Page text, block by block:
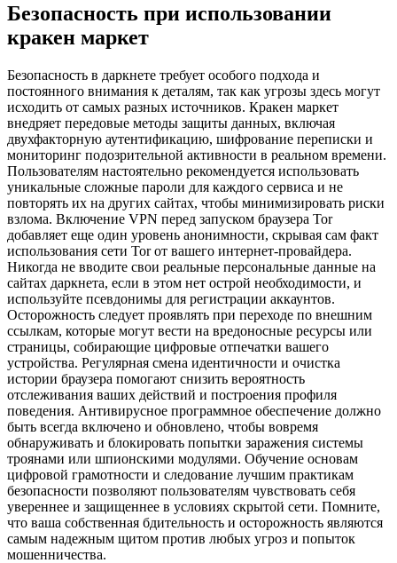
Безопасность при использовании
кракен маркет
Безопасность в даркнете требует особого подхода и
постоянного внимания к деталям, так как угрозы здесь могут
исходить от самых разных источников. Кракен маркет
внедряет передовые методы защиты данных, включая
двухфакторную аутентификацию, шифрование переписки и
мониторинг подозрительной активности в реальном времени.
Пользователям настоятельно рекомендуется использовать
уникальные сложные пароли для каждого сервиса и не
повторять их на других сайтах, чтобы минимизировать риски
взлома. Включение VPN перед запуском браузера Tor
добавляет еще один уровень анонимности, скрывая сам факт
использования сети Tor от вашего интернет-провайдера.
Никогда не вводите свои реальные персональные данные на
сайтах даркнета, если в этом нет острой необходимости, и
используйте псевдонимы для регистрации аккаунтов.
Осторожность следует проявлять при переходе по внешним
ссылкам, которые могут вести на вредоносные ресурсы или
страницы, собирающие цифровые отпечатки вашего
устройства. Регулярная смена идентичности и очистка
истории браузера помогают снизить вероятность
отслеживания ваших действий и построения профиля
поведения. Антивирусное программное обеспечение должно
быть всегда включено и обновлено, чтобы вовремя
обнаруживать и блокировать попытки заражения системы
троянами или шпионскими модулями. Обучение основам
цифровой грамотности и следование лучшим практикам
безопасности позволяют пользователям чувствовать себя
увереннее и защищеннее в условиях скрытой сети. Помните,
что ваша собственная бдительность и осторожность являются
самым надежным щитом против любых угроз и попыток
мошенничества.